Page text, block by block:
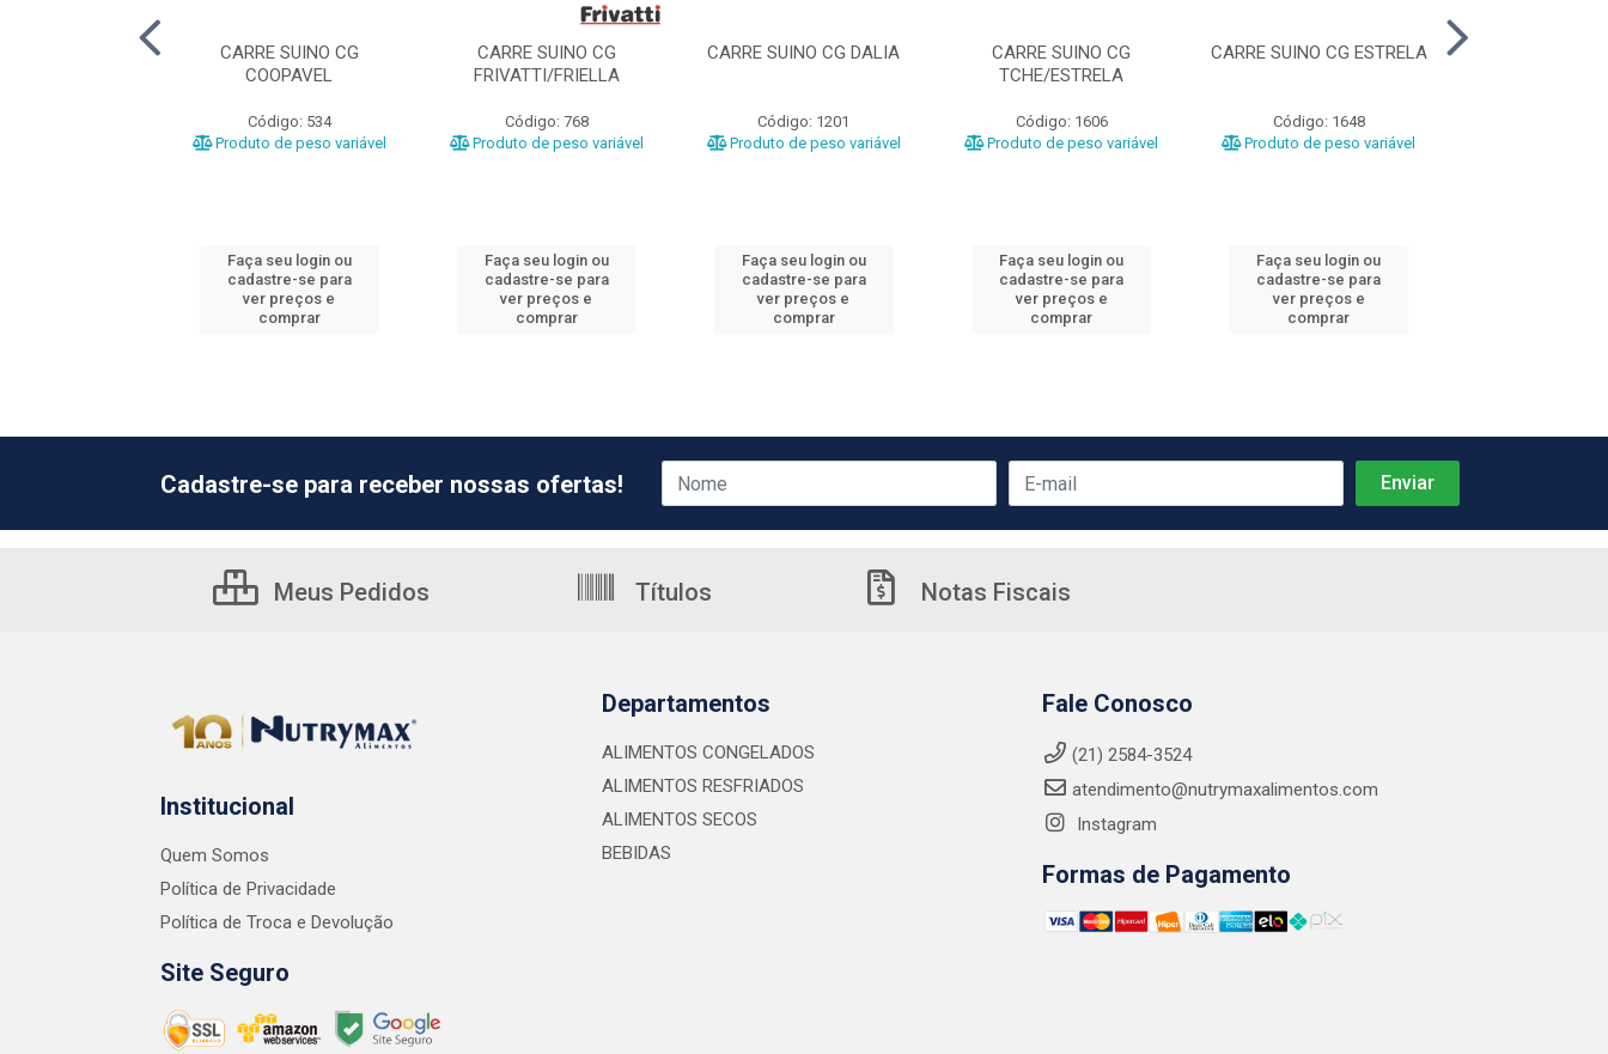
CARRE SUINO CG
COOPAVEL
Código: 534
Produto de peso variável
Faça seu login ou
cadastre-se para
ver preços e
comprar
CARRE SUINO CG
FRIVATTI/FRIELLA
Código: 768
Produto de peso variável
Faça seu login ou
cadastre-se para
ver preços e
comprar
CARRE SUINO CG DALIA
Código: 1201
Produto de peso variável
Faça seu login ou
cadastre-se para
ver preços e
comprar
CARRE SUINO CG
TCHE/ESTRELA
Código: 1606
Produto de peso variável
Faça seu login ou
cadastre-se para
ver preços e
comprar
CARRE SUINO CG ESTRELA
Código: 1648
Produto de peso variável
Faça seu login ou
cadastre-se para
ver preços e
comprar
Cadastre-se para receber nossas ofertas!
Meus Pedidos Títulos Notas Fiscais
Institucional
Quem Somos
Política de Privacidade
Política de Troca e Devolução
Site Seguro
Departamentos
ALIMENTOS CONGELADOS
ALIMENTOS RESFRIADOS
ALIMENTOS SECOS
BEBIDAS
Fale Conosco
(21) 2584-3524
atendimento@nutrymaxalimentos.com
Instagram
Formas de Pagamento